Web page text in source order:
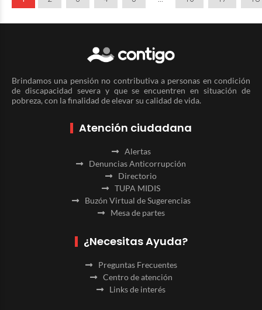
Brindamos una pensión no contributiva a personas en condición
de discapacidad severa y que se encuentren en situación de
pobreza, con la finalidad de elevar su calidad de vida.
Atención ciudadana
Alertas
Denuncias Anticorrupción
Directorio
TUPA MIDIS
Buzón Virtual de Sugerencias
Mesa de partes
¿Necesitas Ayuda?
Preguntas Frecuentes
Centro de atención
Links de interés